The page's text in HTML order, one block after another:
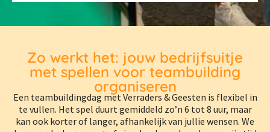
Zo werkt het: jouw bedrijfsuitje
met spellen voor teambuilding
organiseren
Een teambuildingdag met Verraders & Geesten is flexibel in
te vullen. Het spel duurt gemiddeld zo’n 6 tot 8 uur, maar
kan ook korter of langer, afhankelijk van jullie wensen. We